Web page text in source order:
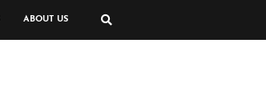
ABOUT US